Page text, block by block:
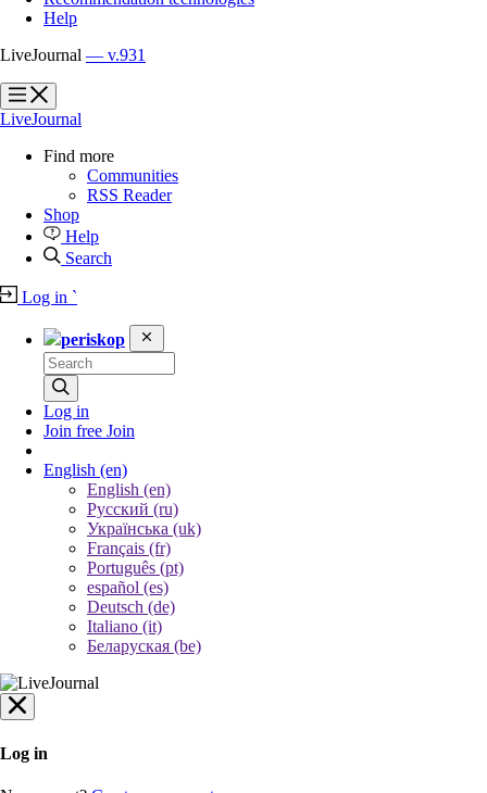
Help
LiveJournal — v.931
?
?
LiveJournal
Find more
Communities
RSS Reader
Shop
Help
Search
Log in `
periskop
Log in
Join free Join
English (en)
English (en)
Русский (ru)
Українська (uk)
Français (fr)
Português (pt)
español (es)
Deutsch (de)
Italiano (it)
Беларуская (be)
Log in